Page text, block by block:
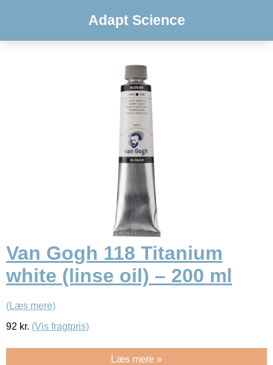
Adapt Science
Van Gogh 118 Titanium
white (linse oil) – 200 ml
(Læs mere)
92 kr. (Vis fragtpris)
Læs mere »